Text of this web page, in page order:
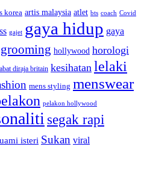
korea artis malaysia atlet bts coach Covid
gajet gaya hidup gaya
grooming hollywood horologi
diraja britain kesihatan lelaki
mens styling menswear
pelakon hollywood
segak rapi
isteri Sukan viral